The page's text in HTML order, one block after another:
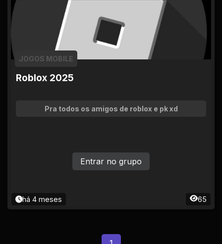
Roblox 2025
JOGOS MOBILE
Pra todos os amigos de roblox e pk xd
há 4 meses 65
Entrar no grupo